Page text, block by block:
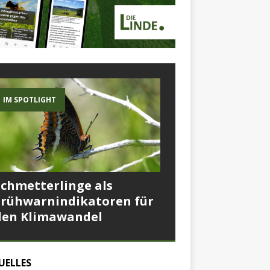
IM SPOTLIGHT
als
für
Klimawandel